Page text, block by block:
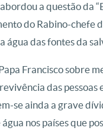
a questão da
do Rabino-chefe
das fontes da
Francisco sobre
das pessoas
se ainda a grave
nos países que